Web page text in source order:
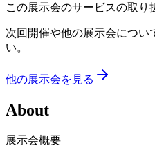
この展示会のサービスの取り
次回開催や他の展示会につい
い。
他の展示会を見る
About
展示会概要